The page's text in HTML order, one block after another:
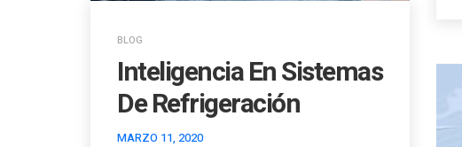
BLOG
Inteligencia En Sistemas
De Refrigeración
MARZO 11, 2020